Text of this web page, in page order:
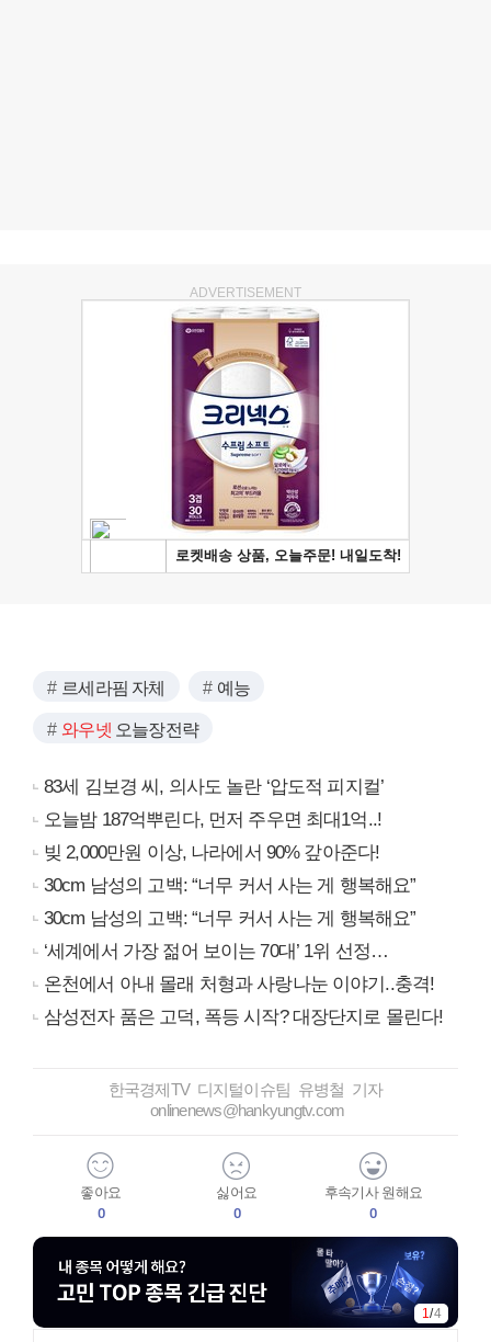
ADVERTISEMENT
르세라핌 자체 예능
와우넷 오늘장전략
83세 김보경 씨, 의사도 놀란 ‘압도적 피지컬’
오늘밤 187억뿌린다, 먼저 주우면 최대1억..!
빚 2,000만원 이상, 나라에서 90% 갚아준다!
30cm 남성의 고백: “너무 커서 사는 게 행복해요”
30cm 남성의 고백: “너무 커서 사는 게 행복해요”
‘세계에서 가장 젊어 보이는 70대’ 1위 선정…
온천에서 아내 몰래 처형과 사랑나눈 이야기..충격!
삼성전자 품은 고덕, 폭등 시작? 대장단지로 몰린다!
한국경제TV 디지털이슈팀 유병철 기자
onlinenews@hankyungtv.com
좋아요
0
싫어요
0
후속기사 원해요
0
1 /4